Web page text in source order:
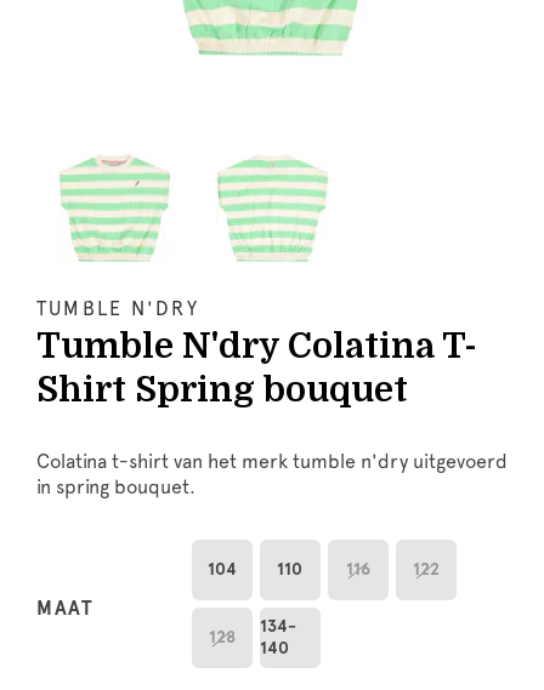
TUMBLE N'DRY
Tumble N'dry Colatina T-
Shirt Spring bouquet
Colatina t-shirt van het merk tumble n'dry uitgevoerd
in spring bouquet.
MAAT
104 110 116 122
128
134-
140